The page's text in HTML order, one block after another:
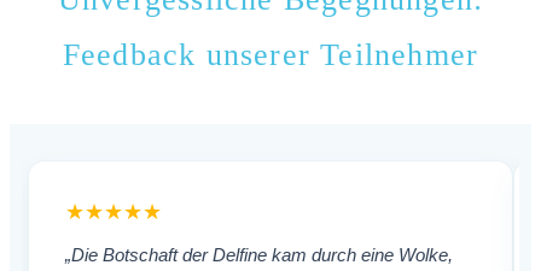
Feedback unserer Teilnehmer
★★★★★
„Die Botschaft der Delfine kam durch eine Wolke,